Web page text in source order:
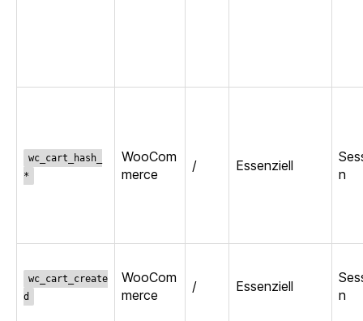
wc_cart_hash_
*
WooCom
merce
/ Essenziell
n
wc_cart_create
d
WooCom
merce
/ Essenziell
n